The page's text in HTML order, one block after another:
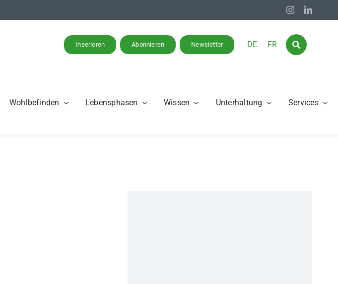
Inserieren Abonnieren Newsletter DE FR
Wohlbefinden Lebensphasen Wissen Unterhaltung Services